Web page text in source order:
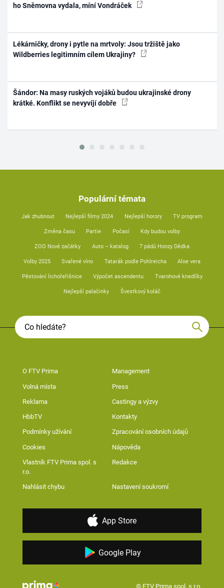
ho Sněmovna vydala, míní Vondráček
Lékárničky, drony i pytle na mrtvoly: Jsou tržiště jako
Wildberries legitimním cílem Ukrajiny?
Šándor: Na masy ruských vojáků budou ukrajinské drony
krátké. Konflikt se nevyvíjí dobře
Populární témata
Jak zhubnout Nejlepší filmy 2024 Nejlepší horory TV program
Změna času Partie Počasí Kdy budou volby
ZOO Nové začátky Auto – katalog 7 pádů Honzy Dědka
Volby 2025 Svařené víno Tatarák podle Pohlreicha Aloe vera
Pěstování lichořeřišnice Výpočet ascendentu Tvarohové knedlíky
Nejlepší palačinky Švestkový koláč
O FTV Prima Management
Volná místa Press
Reklama Castingy a výzvy
HbbTV Kontakty
Podmínky užívání Zpracování osobních údajů
Cookies Nápověda
Vlastník FTV Prima spol. s
r.o.
Redakce
Nahlásit chybu Nastavení soukromí
App Store
Google Play
© FTV Prima spol. s r.o.